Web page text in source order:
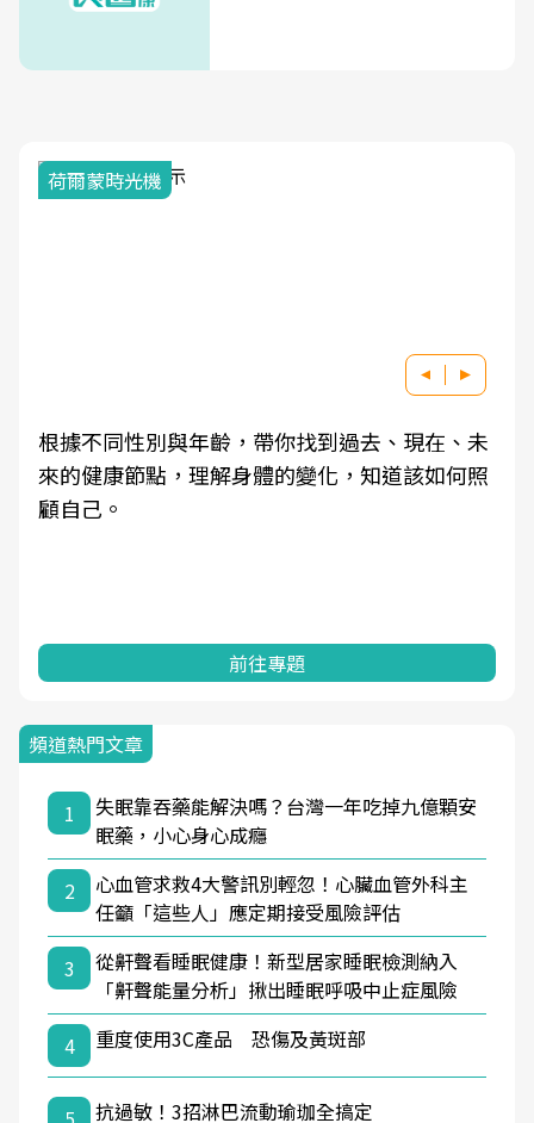
荷爾蒙時光機
根據不同性別與年齡，帶你找到過去、現在、未
來的健康節點，理解身體的變化，知道該如何照
顧自己。
前往專題
頻道熱門文章
1
失眠靠吞藥能解決嗎？台灣一年吃掉九億顆安
眠藥，小心身心成癮
2
心血管求救4大警訊別輕忽！心臟血管外科主
任籲「這些人」應定期接受風險評估
3
從鼾聲看睡眠健康！新型居家睡眠檢測納入
「鼾聲能量分析」揪出睡眠呼吸中止症風險
4
重度使用3C產品 恐傷及黃斑部
抗過敏！3招淋巴流動瑜珈全搞定